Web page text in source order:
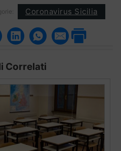
Coronavirus Sicilia
Correlati